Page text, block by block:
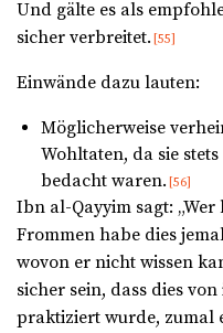
Und gälte es als
sicher verbreitet. [55]
Einwände dazu lauten:
Möglicherweise
Wohltaten, da sie
bedacht waren. [56]
Ibn al-Qayyim sagt:
Frommen habe dies
wovon er nicht wissen
sicher sein, dass dies
praktiziert wurde, zumal